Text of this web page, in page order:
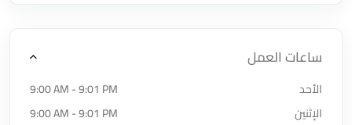
ساعات العمل
الأحد
9:00 AM - 9:01 PM
الإثنين
9:00 AM - 9:01 PM